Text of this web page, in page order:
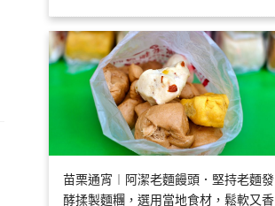
苗栗通宵︱阿潔老麵饅頭．堅持老麵發
酵揉製麵糰，選用當地食材，鬆軟又香